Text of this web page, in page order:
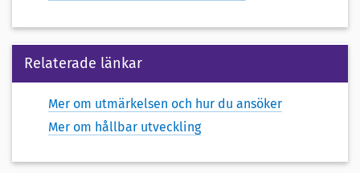
Relaterade länkar
Mer om utmärkelsen och hur du ansöker
Mer om hållbar utveckling